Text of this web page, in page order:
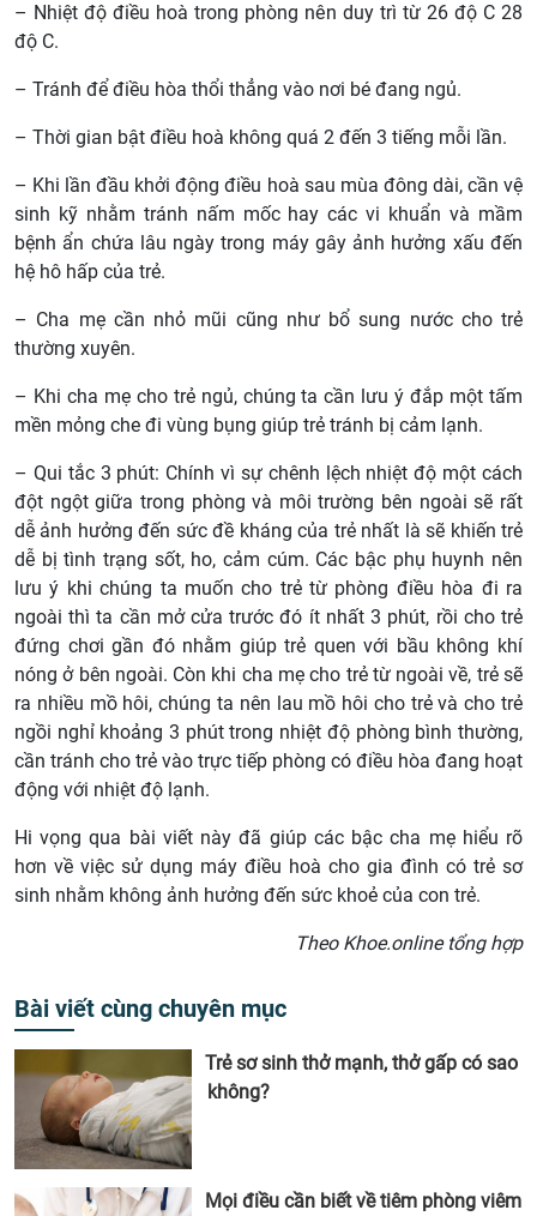
– Nhiệt độ điều hoà trong phòng nên duy trì từ 26 độ C 28
độ C.
– Tránh để điều hòa thổi thẳng vào nơi bé đang ngủ.
– Thời gian bật điều hoà không quá 2 đến 3 tiếng mỗi lần.
– Khi lần đầu khởi động điều hoà sau mùa đông dài, cần vệ
sinh kỹ nhằm tránh nấm mốc hay các vi khuẩn và mầm
bệnh ẩn chứa lâu ngày trong máy gây ảnh hưởng xấu đến
hệ hô hấp của trẻ.
– Cha mẹ cần nhỏ mũi cũng như bổ sung nước cho trẻ
thường xuyên.
– Khi cha mẹ cho trẻ ngủ, chúng ta cần lưu ý đắp một tấm
mền mỏng che đi vùng bụng giúp trẻ tránh bị cảm lạnh.
– Qui tắc 3 phút: Chính vì sự chênh lệch nhiệt độ một cách
đột ngột giữa trong phòng và môi trường bên ngoài sẽ rất
dễ ảnh hưởng đến sức đề kháng của trẻ nhất là sẽ khiến trẻ
dễ bị tình trạng sốt, ho, cảm cúm. Các bậc phụ huynh nên
lưu ý khi chúng ta muốn cho trẻ từ phòng điều hòa đi ra
ngoài thì ta cần mở cửa trước đó ít nhất 3 phút, rồi cho trẻ
đứng chơi gần đó nhằm giúp trẻ quen với bầu không khí
nóng ở bên ngoài. Còn khi cha mẹ cho trẻ từ ngoài về, trẻ sẽ
ra nhiều mồ hôi, chúng ta nên lau mồ hôi cho trẻ và cho trẻ
ngồi nghỉ khoảng 3 phút trong nhiệt độ phòng bình thường,
cần tránh cho trẻ vào trực tiếp phòng có điều hòa đang hoạt
động với nhiệt độ lạnh.
Hi vọng qua bài viết này đã giúp các bậc cha mẹ hiểu rõ
hơn về việc sử dụng máy điều hoà cho gia đình có trẻ sơ
sinh nhằm không ảnh hưởng đến sức khoẻ của con trẻ.
Theo Khoe.online tổng hợp
Bài viết cùng chuyên mục
Trẻ sơ sinh thở mạnh, thở gấp có sao
không?
Mọi điều cần biết về tiêm phòng viêm